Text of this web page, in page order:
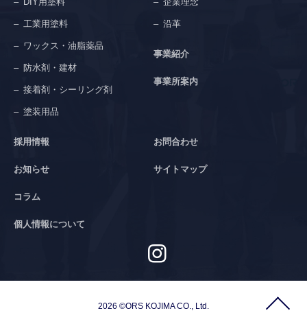
工業用塗料
ワックス・油脂薬品
防水剤・建材
接着剤・シーリング剤
塗装用品
沿革
事業紹介
事業所案内
採用情報
お知らせ
コラム
個人情報について
お問合わせ
サイトマップ
2026 ©ORS KOJIMA CO., Ltd.